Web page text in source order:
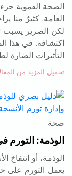
الصحة الفموية
العامة. كثيرٌ منا
لكن الصرير يسبب
اكتشافه. في هذا
التأثيرات الضارة
تحميل المزيد من
صحة
الوذمة:
الوذمة، أو انتفاخ
يعمل التورم على